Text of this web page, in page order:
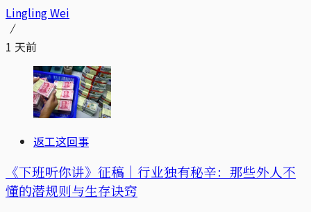
Lingling Wei
1 天前
返工这回事
《下班听你讲》征稿｜行业独有秘辛：那些外人不
懂的潜规则与生存诀窍